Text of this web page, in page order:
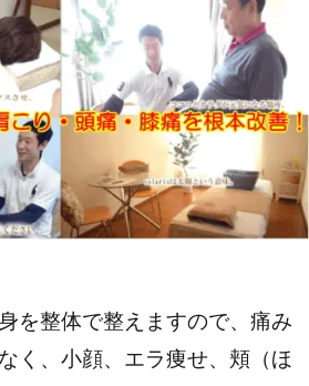
を整体で整えますので、痛み
く、小顔、エラ痩せ、頬（ほ